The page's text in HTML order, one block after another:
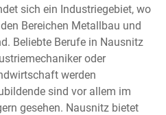
sich ein Industriegebiet, wo
Bereichen Metallbau und
Beliebte Berufe in Nausnitz
oder
werden
sind vor allem im
gesehen. Nausnitz bietet